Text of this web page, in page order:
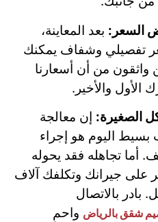
السعر: بعد المعاينة،
تفصيلي وشفاف يمكنك
واثقون من أن أسعارنا
الأول والأخير.
الصغيرة: إن معالجة
اليوم هو إجراء
أما تجاهله فقد يحوله
على جيرانك وتكلفك آلاف
بادر بالاتصال
شقق بالرياض واحمِ